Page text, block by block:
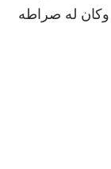
وكان له صراطه